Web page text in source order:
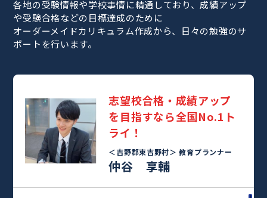
各地の受験情報や学校事情に精通しており、成績アップ
や受験合格などの目標達成のために
オーダーメイドカリキュラム作成から、日々の勉強のサ
ポートを行います。
志望校合格・成績アップ
を目指すなら全国No.1ト
ライ！
＜吉野郡東吉野村＞教育プランナー
仲谷 享輔